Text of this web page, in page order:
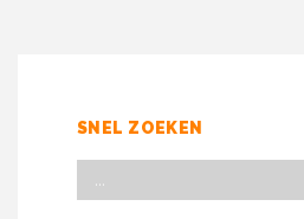
SNEL ZOEKEN